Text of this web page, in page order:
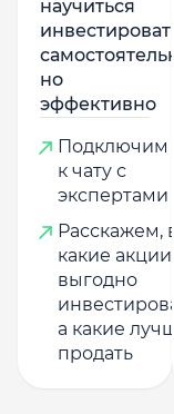
научиться
инвестировать
но
эффективно
Подключим
к чату с
экспертами
Расскажем, в
какие акции
выгодно
а какие
продать